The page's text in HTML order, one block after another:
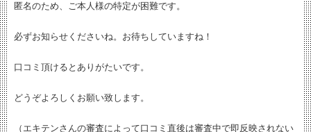
匿名のため、ご本人様の特定が困難です。
必ずお知らせくださいね。お待ちしていますね！
口コミ頂けるとありがたいです。
どうぞよろしくお願い致します。
（エキテンさんの審査によって口コミ直後は審査中で即反映されない